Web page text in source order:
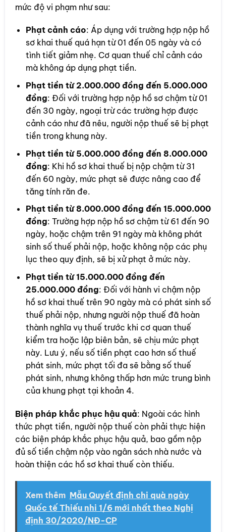
mức độ vi phạm như sau:
Phạt cảnh cáo: Áp dụng với trường hợp nộp hồ
sơ khai thuế quá hạn từ 01 đến 05 ngày và có
tình tiết giảm nhẹ. Cơ quan thuế chỉ cảnh cáo
mà không áp dụng phạt tiền.
Phạt tiền từ 2.000.000 đồng đến 5.000.000
đồng: Đối với trường hợp nộp hồ sơ chậm từ 01
đến 30 ngày, ngoại trừ các trường hợp được
cảnh cáo như đã nêu, người nộp thuế sẽ bị phạt
tiền trong khung này.
Phạt tiền từ 5.000.000 đồng đến 8.000.000
đồng: Khi hồ sơ khai thuế bị nộp chậm từ 31
đến 60 ngày, mức phạt sẽ được nâng cao để
tăng tính răn đe.
Phạt tiền từ 8.000.000 đồng đến 15.000.000
đồng: Trường hợp nộp hồ sơ chậm từ 61 đến 90
ngày, hoặc chậm trên 91 ngày mà không phát
sinh số thuế phải nộp, hoặc không nộp các phụ
lục theo quy định, sẽ bị xử phạt ở mức này.
Phạt tiền từ 15.000.000 đồng đến
25.000.000 đồng: Đối với hành vi chậm nộp
hồ sơ khai thuế trên 90 ngày mà có phát sinh số
thuế phải nộp, nhưng người nộp thuế đã hoàn
thành nghĩa vụ thuế trước khi cơ quan thuế
kiểm tra hoặc lập biên bản, sẽ chịu mức phạt
này. Lưu ý, nếu số tiền phạt cao hơn số thuế
phát sinh, mức phạt tối đa sẽ bằng số thuế
phát sinh, nhưng không thấp hơn mức trung bình
của khung phạt tại khoản 4.
Biện pháp khắc phục hậu quả: Ngoài các hình
thức phạt tiền, người nộp thuế còn phải thực hiện
các biện pháp khắc phục hậu quả, bao gồm nộp
đủ số tiền chậm nộp vào ngân sách nhà nước và
hoàn thiện các hồ sơ khai thuế còn thiếu.
Xem thêm Mẫu Quyết định chi quà ngày
Quốc tế Thiếu nhi 1/6 mới nhất theo Nghị
định 30/2020/NĐ-CP